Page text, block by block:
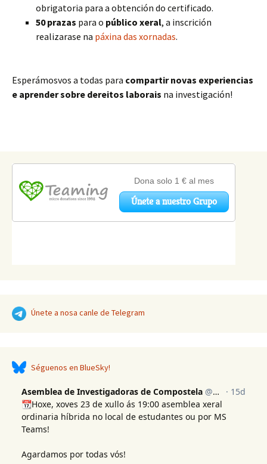
obrigatoria para a obtención do certificado.
50 prazas para o público xeral, a inscrición
realizarase na páxina das xornadas.
Esperámosvos a todas para compartir novas experiencias
e aprender sobre dereitos laborais na investigación!
Únete a nosa canle de Telegram
Séguenos en BlueSky!